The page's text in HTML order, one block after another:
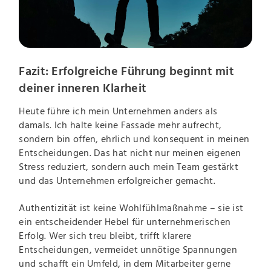
Fazit: Erfolgreiche Führung beginnt mit
deiner inneren Klarheit
Heute führe ich mein Unternehmen anders als
damals. Ich halte keine Fassade mehr aufrecht,
sondern bin offen, ehrlich und konsequent in meinen
Entscheidungen. Das hat nicht nur meinen eigenen
Stress reduziert, sondern auch mein Team gestärkt
und das Unternehmen erfolgreicher gemacht.
Authentizität ist keine Wohlfühlmaßnahme – sie ist
ein entscheidender Hebel für unternehmerischen
Erfolg. Wer sich treu bleibt, trifft klarere
Entscheidungen, vermeidet unnötige Spannungen
und schafft ein Umfeld, in dem Mitarbeiter gerne